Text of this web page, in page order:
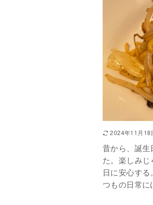
2024年11月18
昔から、誕生
た。楽しみ
日に安心す
つもの日常に